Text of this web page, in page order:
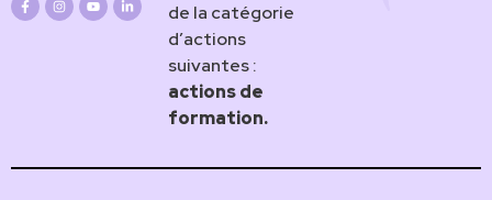
de la catégorie
d’actions
suivantes :
actions de
formation.